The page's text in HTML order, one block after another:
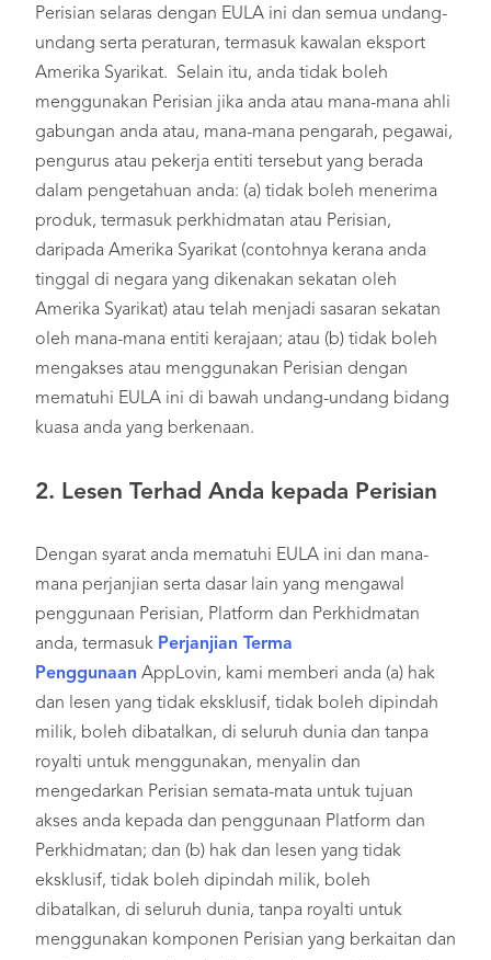
Perisian selaras dengan EULA ini dan semua undang-
undang serta peraturan, termasuk kawalan eksport
Amerika Syarikat. Selain itu, anda tidak boleh
menggunakan Perisian jika anda atau mana-mana ahli
gabungan anda atau, mana-mana pengarah, pegawai,
pengurus atau pekerja entiti tersebut yang berada
dalam pengetahuan anda: (a) tidak boleh menerima
produk, termasuk perkhidmatan atau Perisian,
daripada Amerika Syarikat (contohnya kerana anda
tinggal di negara yang dikenakan sekatan oleh
Amerika Syarikat) atau telah menjadi sasaran sekatan
oleh mana-mana entiti kerajaan; atau (b) tidak boleh
mengakses atau menggunakan Perisian dengan
mematuhi EULA ini di bawah undang-undang bidang
kuasa anda yang berkenaan.
2. Lesen Terhad Anda kepada Perisian
Dengan syarat anda mematuhi EULA ini dan mana-
mana perjanjian serta dasar lain yang mengawal
penggunaan Perisian, Platform dan Perkhidmatan
anda, termasuk Perjanjian Terma
Penggunaan AppLovin, kami memberi anda (a) hak
dan lesen yang tidak eksklusif, tidak boleh dipindah
milik, boleh dibatalkan, di seluruh dunia dan tanpa
royalti untuk menggunakan, menyalin dan
mengedarkan Perisian semata-mata untuk tujuan
akses anda kepada dan penggunaan Platform dan
Perkhidmatan; dan (b) hak dan lesen yang tidak
eksklusif, tidak boleh dipindah milik, boleh
dibatalkan, di seluruh dunia, tanpa royalti untuk
menggunakan komponen Perisian yang berkaitan dan